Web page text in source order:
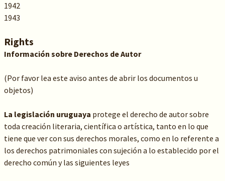
1942
1943
Rights
Información sobre Derechos de Autor
(Por favor lea este aviso antes de abrir los documentos u
objetos)
La legislación uruguaya protege el derecho de autor sobre
toda creación literaria, científica o artística, tanto en lo que
tiene que ver con sus derechos morales, como en lo referente a
los derechos patrimoniales con sujeción a lo establecido por el
derecho común y las siguientes leyes